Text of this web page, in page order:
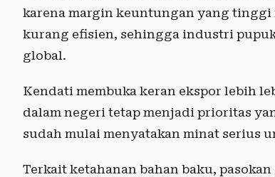
karena margin keuntungan yang tinggi
kurang efisien, sehingga industri
global.
Kendati membuka keran ekspor lebih
dalam negeri tetap menjadi prioritas
sudah mulai menyatakan minat serius
Terkait ketahanan bahan baku,